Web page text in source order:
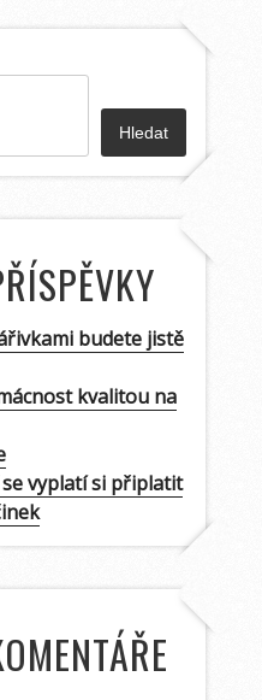
Hledat
budete jistě
kvalitou na
vyplatí si připlatit